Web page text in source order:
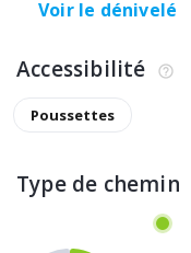
Voir le dénivelé
Accessibilité
Poussettes
Type de chemin